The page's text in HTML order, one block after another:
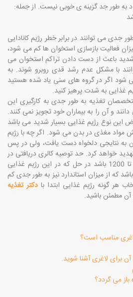
به طور جد گزینه ی خوبی نیست. از جمله:
جدی می توانند در برابر خطر رژیم کانادایی
فعالیت بازسازی استخوان ها کم می شود،
باعث از دست دادن تراکم استخوان می
با مشکل عدم رشد قدی روبرو شوند. به
اگر در گروه های سنی یاد شده هستید
غذایی به شدت پرهیز کنید.
تغذیه به طور جدی به کارگیری این
و آن را به بیماران خود تجویز نمی کنند.
این نوع رژیم غذایی بسیار شدید می باشد
مغذی در بدن می شود. اگر چه با رژیم
به نتایجی دلخواه دست یافت، ولی در پس
خواهد کرد. حد توصیه کالری دریافتی در
هر رژیم غذایی باید بین 800 تا 1200 باشد در حل که در این رژیم غذایی
دریافتی 600 می باشد که از میزان استاندارد نیز به طور جدی کم
هر گونه رژیم غذایی ابتدا با دکتر تغذیه
مطمئن باشید.
مناسب است؟
آن برای لاغری آشنا شوید.
باز می گردد؟